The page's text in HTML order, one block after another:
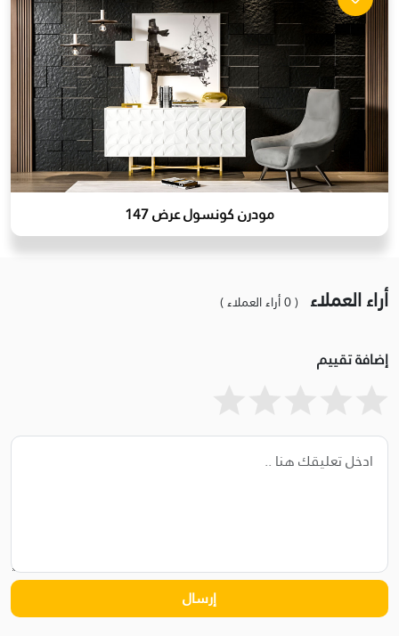
مودرن كونسول عرض 147
أراء العملاء ( 0 أراء العملاء )
إضافة تقييم